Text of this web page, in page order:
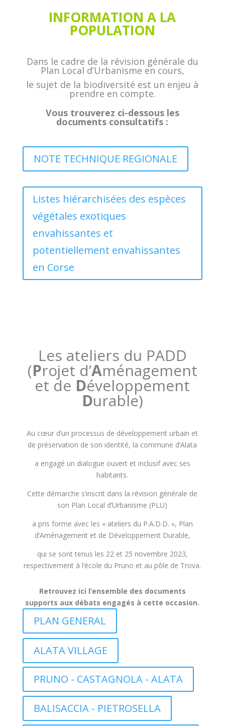
INFORMATION A LA
POPULATION
Dans le cadre de la révision générale du
Plan Local d’Urbanisme en cours,
le sujet de la biodiversité est un enjeu à
prendre en compte.
Vous trouverez ci-dessous les
documents consultatifs :
NOTE TECHNIQUE REGIONALE
Listes hiérarchisées des espèces
végétales exotiques
envahissantes et
potentiellement envahissantes
en Corse
Les ateliers du PADD
(Projet d’Aménagement
et de Développement
Durable)
Au cœur d’un processus de développement urbain et
de préservation de son identité, la commune d’Alata
a engagé un dialogue ouvert et inclusif avec ses
habitants.
Cette démarche s’inscrit dans la révision générale de
son Plan Local d’Urbanisme (PLU)
a pris forme avec les « ateliers du P.A.D.D. », Plan
d’Aménagement et de Développement Durable,
qui se sont tenus les 22 et 25 novembre 2023,
respectivement à l’école du Pruno et au pôle de Trova.
Retrouvez ici l’ensemble des documents
supports aux débats engagés à cette occasion.
PLAN GENERAL
ALATA VILLAGE
PRUNO - CASTAGNOLA - ALATA
BALISACCIA - PIETROSELLA